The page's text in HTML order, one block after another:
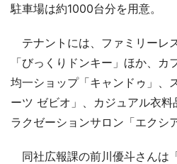
駐車場は約1000台分を用意。
テナントには、ファミリーレ
「びっくりドンキー」ほか、
均一ショップ「キャンドゥ」、
ーツ ゼビオ」、カジュアル衣料
ラクゼーションサロン「エクシ
同社広報課の前川優斗さんは